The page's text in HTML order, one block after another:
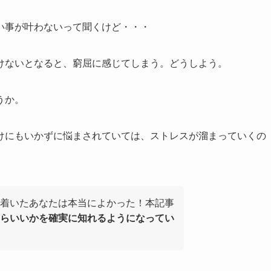
が叶わないって聞くけど・・・
いとなると、窮屈に感じてしまう。どうしよう。
。
もいかずに悩まされていては、ストレスが溜まっていくの
いたあなたは本当によかった！本記事
いいかを確実に知れるようになってい